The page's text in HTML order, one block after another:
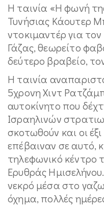
Η ταινία «Η φωνή
Τυνήσιας Κάουτερ
ντοκιμαντέρ για
Γάζας, θεωρείτο
δεύτερο βραβείο,
Η ταινία
5χρονη Χιντ
αυτοκίνητο που
Ισραηλινών
σκοτωθούν και οι
επέβαιναν σε αυτό,
τηλεφωνικό κέντρο
Ερυθράς
νεκρό μέσα στο
όχημα, πολλές